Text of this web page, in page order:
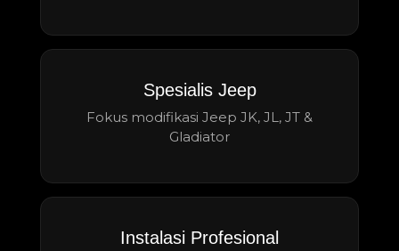
Spesialis Jeep
Fokus modifikasi Jeep JK, JL, JT &
Gladiator
Instalasi Profesional